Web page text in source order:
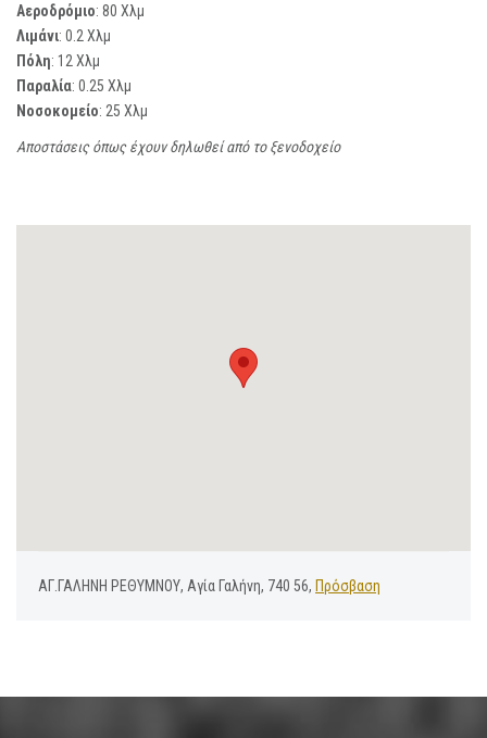
Αεροδρόμιο: 80 Χλμ
Λιμάνι: 0.2 Χλμ
Πόλη: 12 Χλμ
Παραλία: 0.25 Χλμ
Νοσοκομείο: 25 Χλμ
Αποστάσεις όπως έχουν δηλωθεί από το ξενοδοχείο
ΑΓ.ΓΑΛΗΝΗ ΡΕΘΥΜΝΟΥ, Αγία Γαλήνη, 740 56, Πρόσβαση